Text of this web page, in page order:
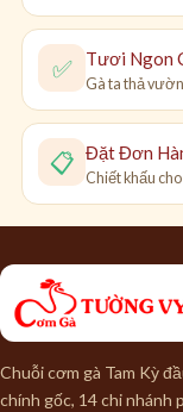
✅ Tươi Ngon
Gà ta thả
📋 Đặt Đơn
Chiết khấu
Chuỗi cơm gà Tam Kỳ
chính gốc, 14 chi nhánh